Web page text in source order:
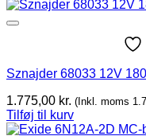
Sznajder 68033 12V
1.775,00 kr. (Inkl. moms
Tilføj til kurv